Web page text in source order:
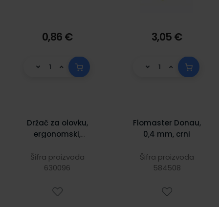
0,86 € 3,05 €
Držač za olovku,
ergonomski,
boje 3/1 blister
Šifra proizvoda
630096
Flomaster Donau,
0,4 mm, crni
Šifra proizvoda
584508